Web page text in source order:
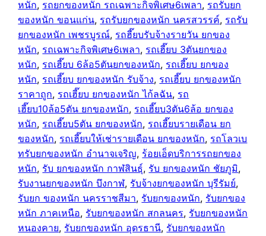
หนัก, รถยกของหนัก รถเฉพาะกิจพิเศษ6เพลา, รถรับยก
ของหนัก ขอนแก่น, รถรับยกของหนัก นครสวรรค์, รถรับ
ยกของหนัก เพชรบูรณ์, รถฮี๊ยบรับจ้างรายวัน ยกของ
หนัก, รถเฉพาะกิจพิเศษ6เพลา, รถเฮี๊ยบ 3ตันยกของ
หนัก, รถเฮี๊ยบ 6ล้อ5ตันยกของหนัก, รถเฮี๊ยบ ยกของ
หนัก, รถเฮี๊ยบ ยกของหนัก รับจ้าง, รถเฮี๊ยบ ยกของหนัก
ราคาถูก, รถเฮี๊ยบ ยกของหนัก ไก้ลฉัน, รถ
เฮี๊ยบ10ล้อ5ตัน ยกของหนัก, รถเฮี๊ยบ3ตัน6ล้อ ยกของ
หนัก, รถเฮี๊ยบ5ตัน ยกของหนัก, รถเฮี๊ยบรายเดือน ยก
ของหนัก, รถเฮี๊ยบให้เช่ารายเดือน ยกของหนัก, รถโลวเบ
ทรับยกของหนัก อำนาจเจริญ, ร้อยเอ็ดบริการรถยกของ
หนัก, รับ ยกของหนัก กาฬสินธุ์, รับ ยกของหนัก ชัยภูมิ
รับงานยกของหนัก บึงกาฬ, รับจ้างยกของหนัก บุรีรัมย์
รับยก ของหนัก นครราชสีมา, รับยกของหนัก, รับยกของ
หนัก ภาคเหนือ, รับยกของหนัก สกลนคร, รับยกของหนัก
หนองคาย, รับยกของหนัก อุดรธานี, รับยกของหนัก